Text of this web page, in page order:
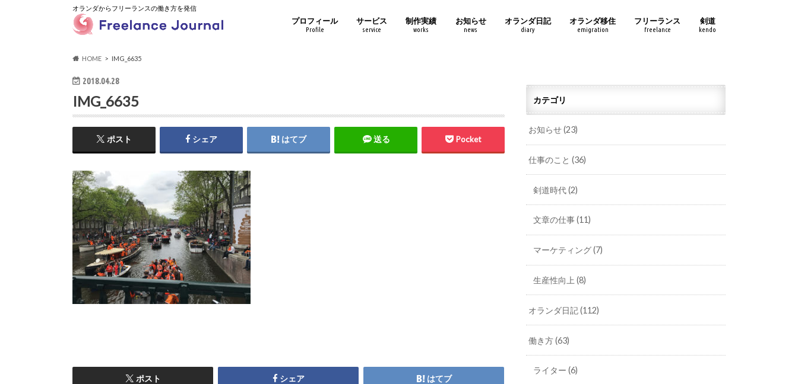
オランダからフリーランスの働き方を発信
プロフィール
Profile
サービス
service
制作実績
works
お知らせ
news
オランダ日記
diary
オランダ移住
emigration
フリーランス
freelance
剣道
kendo
HOME IMG_6635
2018.04.28
IMG_6635
ポスト シェア はてブ 送る Pocket
ポスト シェア はてブ
カテゴリ
お知らせ(23)
仕事のこと(36)
剣道時代(2)
文章の仕事(11)
マーケティング(7)
生産性向上 (8)
オランダ日記(112)
働き方(63)
ライター (6)